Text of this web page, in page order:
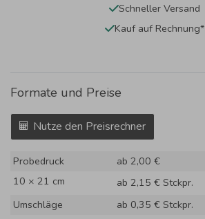
Schneller Versand
Kauf auf Rechnung*
Formate und Preise
Nutze den Preisrechner
Probedruck
ab 2,00 €
10 × 21 cm
ab 2,15 € Stckpr.
Umschläge
ab 0,35 € Stckpr.